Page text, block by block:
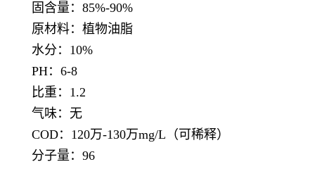
固含量：85%-90%
原材料：植物油脂
水分：10%
PH：6-8
比重：1.2
气味：无
COD：120万-130万mg/L（可稀释）
分子量：96